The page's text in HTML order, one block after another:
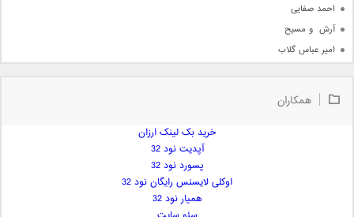
احمد صفایی
آرش  و مسیح
امیر عباس گلاب
امیر علی
همکاران
خرید بک لینک ارزان
آپدیت نود 32
پسورد نود 32
اوکلی لایسنس رایگان نود 32
همیار نود 32